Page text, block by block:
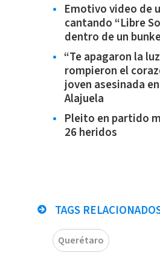
Emotivo video de
cantando “Libre
dentro de un
“Te apagaron la
rompieron el
joven asesinada
Alajuela
Pleito en partido
26 heridos
TAGS
Querétaro